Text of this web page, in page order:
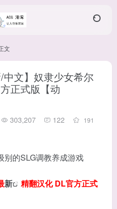
文
中文】奴隶少女希尔
正式版【动
303,207 122 191
别的SLG调教养成游戏
新
精翻汉化 DL官方正式